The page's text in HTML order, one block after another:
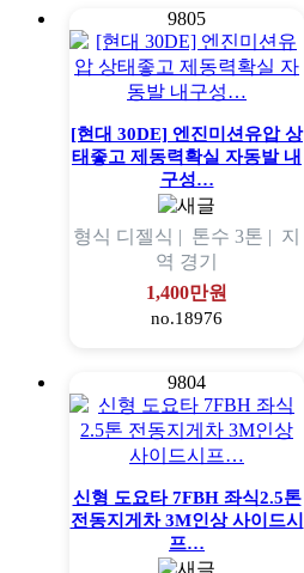
9805
[현대 30DE] 엔진미션유압 상
태좋고 제동력확실 자동발 내
구성…
형식 디젤식 | 톤수 3톤 | 지
역 경기
1,400만원
no.18976
9804
신형 도요타 7FBH 좌식2.5톤
전동지게차 3M인상 사이드시
프…